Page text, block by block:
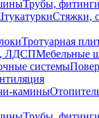
Трубы,
Стяжки,
Тротуарная
ЛДСПМебельные
системы
камины